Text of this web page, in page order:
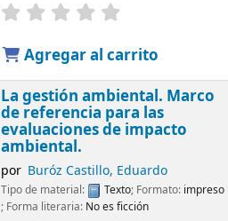
Agregar al carrito
La gestión ambiental. Marco
de referencia para las
evaluaciones de impacto
ambiental.
por Buróz Castillo, Eduardo
Tipo de material: Texto; Formato: impreso
; Forma literaria: No es ficción